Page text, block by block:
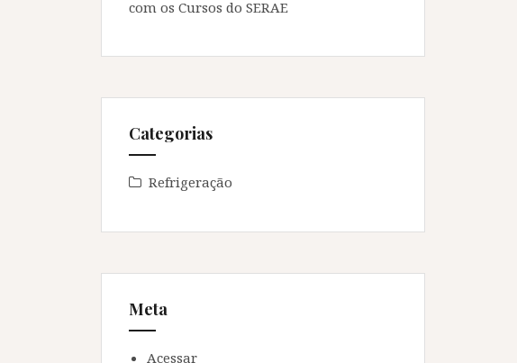
com os Cursos do SERAE
Categorias
Refrigeração
Meta
Acessar